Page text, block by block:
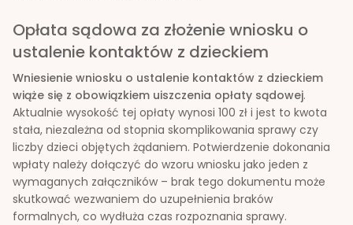
Opłata sądowa za złożenie wniosku o
ustalenie kontaktów z dzieckiem
Wniesienie wniosku o ustalenie kontaktów z dzieckiem
wiąże się z obowiązkiem uiszczenia opłaty sądowej.
Aktualnie wysokość tej opłaty wynosi 100 zł i jest to kwota
stała, niezależna od stopnia skomplikowania sprawy czy
liczby dzieci objętych żądaniem. Potwierdzenie dokonania
wpłaty należy dołączyć do wzoru wniosku jako jeden z
wymaganych załączników – brak tego dokumentu może
skutkować wezwaniem do uzupełnienia braków
formalnych, co wydłuża czas rozpoznania sprawy.